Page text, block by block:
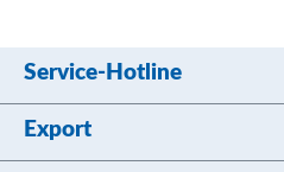
Service-Hotline
Export